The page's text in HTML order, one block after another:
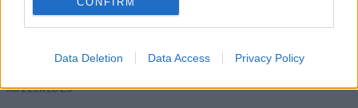
Data Deletion Data Access Privacy Policy
Négy éven belül valósággá válhatnak az
elektromos repülőjáratok Európában
KÖZLEKEDÉS